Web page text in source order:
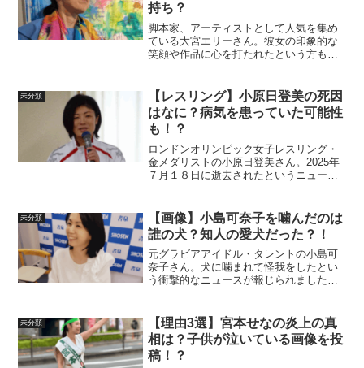
持ち？
脚本家、アーティストとして人気を集め
ている大宮エリーさん。彼女の印象的な
笑顔や作品に心を打たれたという方も多
いて調査しました。この記事では本名や
プロフィール家族構成は？...
未分類
【レスリング】小原日登美の死因
はなに？病気を患っていた可能性
も！？
ロンドンオリンピック女子レスリング・
金メダリストの小原日登美さん。2025年
７月１８日に逝去されたというニュース
った？」「病気を患っていたの？」と疑
問に思う声が多く集ま...
未分類
【画像】小島可奈子を噛んだのは
誰の犬？知人の愛犬だった？！
元グラビアアイドル・タレントの小島可
奈子さん。犬に噛まれて怪我をしたとい
う衝撃的なニュースが報じられました。
す。この記事では小島可奈子を噛んだの
は誰の犬？犬種は？小島可...
未分類
【理由3選】宮本せなの炎上の真
相は？子供が泣いている画像を投
稿！？